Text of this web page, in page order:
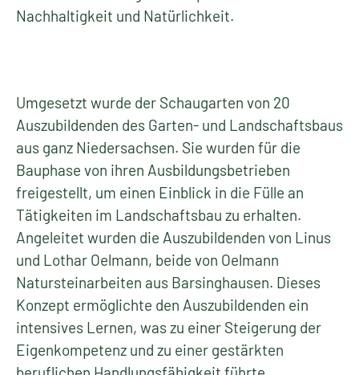
Nachhaltigkeit und Natürlichkeit.
Umgesetzt wurde der Schaugarten von 20
Auszubildenden des Garten- und Landschaftsbaus
aus ganz Niedersachsen. Sie wurden für die
Bauphase von ihren Ausbildungsbetrieben
freigestellt, um einen Einblick in die Fülle an
Tätigkeiten im Landschaftsbau zu erhalten.
Angeleitet wurden die Auszubildenden von Linus
und Lothar Oelmann, beide von Oelmann
Natursteinarbeiten aus Barsinghausen. Dieses
Konzept ermöglichte den Auszubildenden ein
intensives Lernen, was zu einer Steigerung der
Eigenkompetenz und zu einer gestärkten